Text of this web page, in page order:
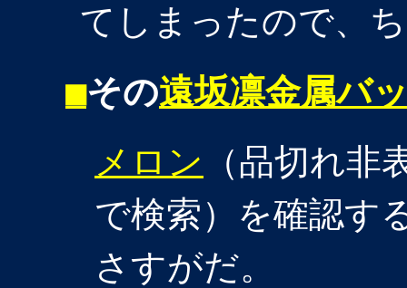
てしまったので、
■その遠坂凛金属バ
メロン （品切れ
で検索）を確認す
さすがだ。